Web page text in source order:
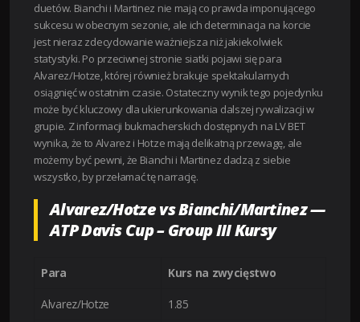
duetów. Bianchi i Martinez nie mają co prawda imponującego
sukcesu w obecnym sezonie, ale ich determinacja na korcie
jest nieraz zdecydowanie ważniejsza niż jakiekolwiek
statystyki. Po przeciwnej stronie siatki pojawi się para
Alvarez/Hotze, której również brakuje spektakularnych
osiągnięć w ostatnim czasie. Ostateczny wynik tego pojedynku
może być kluczowy dla ukierunkowania dalszej rywalizacji w
grupie. Z informacji bukmacherskich dostępnych na LV BET
wynika, że to Alvarez i Hotze mają delikatną przewagę, ale
możemy być pewni, że Bianchi i Martinez dadzą z siebie
wszystko, by przełamać tę narrację.
Alvarez/Hotze vs Bianchi/Martinez —
ATP Davis Cup – Group III Kursy
Para Kurs na zwycięstwo
Alvarez/Hotze 1.85